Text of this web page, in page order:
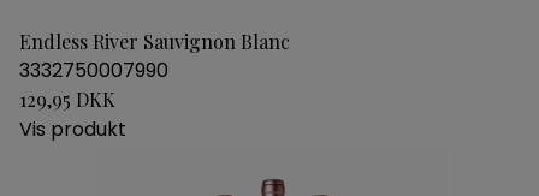
Endless River Sauvignon Blanc
3332750007990
129,95 DKK
Vis produkt